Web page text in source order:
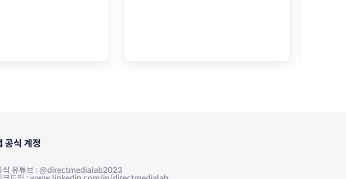
공식 계정
식 유튜브 : @directmedialab2023